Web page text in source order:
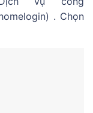
. Chọn